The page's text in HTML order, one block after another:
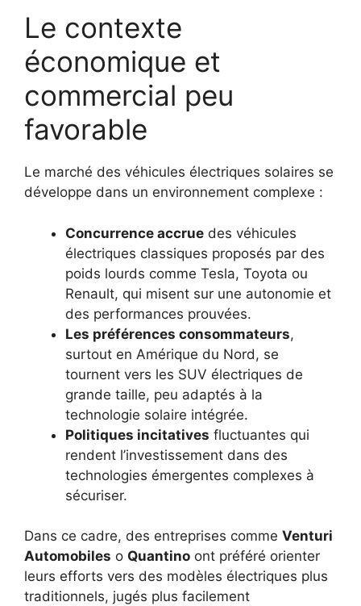
Le contexte
économique et
commercial peu
favorable
Le marché des véhicules électriques solaires se
développe dans un environnement complexe :
Concurrence accrue des véhicules
électriques classiques proposés par des
poids lourds comme Tesla, Toyota ou
Renault, qui misent sur une autonomie et
des performances prouvées.
Les préférences consommateurs,
surtout en Amérique du Nord, se
tournent vers les SUV électriques de
grande taille, peu adaptés à la
technologie solaire intégrée.
Politiques incitatives fluctuantes qui
rendent l’investissement dans des
technologies émergentes complexes à
sécuriser.
Dans ce cadre, des entreprises comme Venturi
Automobiles o Quantino ont préféré orienter
leurs efforts vers des modèles électriques plus
traditionnels, jugés plus facilement